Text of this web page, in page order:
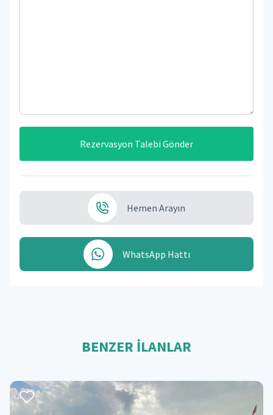
Rezervasyon Talebi Gönder
Hemen Arayın
WhatsApp Hattı
BENZER İLANLAR